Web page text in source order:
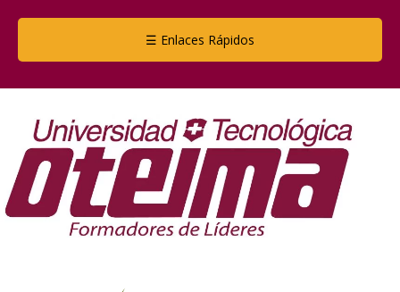
☰ Enlaces Rápidos